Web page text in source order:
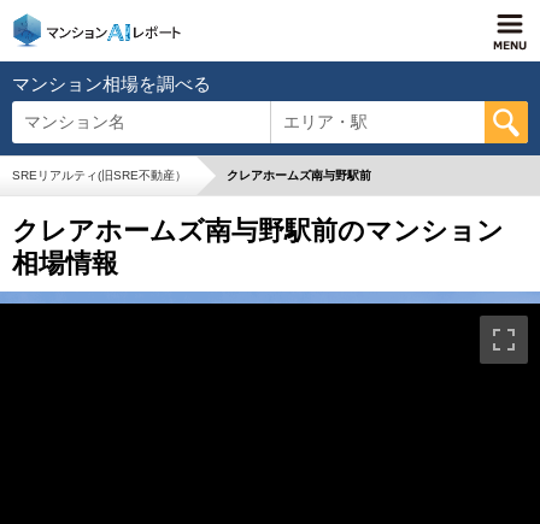
マンション相場を調べる
マンション名 エリア・駅
SREリアルティ(旧SRE不動産） クレアホームズ南与野駅前
クレアホームズ南与野駅前のマンション
相場情報